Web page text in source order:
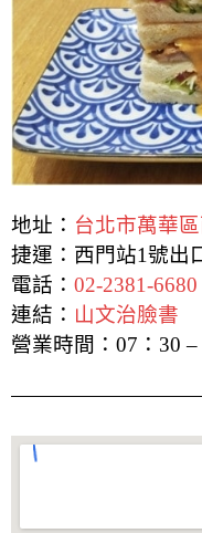
地址： 台北市萬華
捷運：西門站1號出
電話： 02-2381-6680
連結： 山文治臉書
營業時間：07 ：30